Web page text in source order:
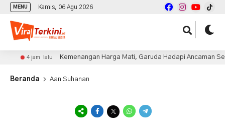
MENU Kamis, 06 Agu 2026
4 jam lalu Kemenangan Harga Mati, Garuda Hadapi Ancaman
Beranda Aan Suhanan